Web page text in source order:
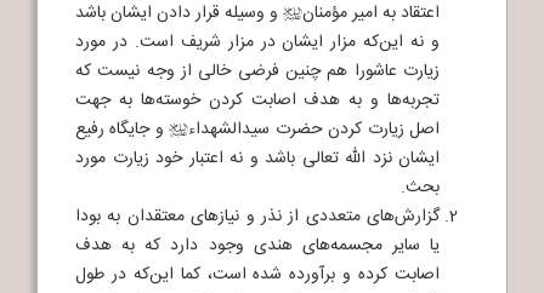
اعتقاد به امیر مؤمنانj و وسیله قرار دادن ایشان باشد
و نه این‌که مزار ایشان در مزار شریف است. در مورد
زیارت عاشورا هم چنین فرضی خالی از وجه نیست که
تجربه‌ها و به هدف اصابت کردن خوسته‌ها به جهت
اصل زیارت کردن حضرت سیدالشهداءjو جایگاه رفیع
ایشان نزد الله تعالی باشد و نه اعتبار خود زیارت مورد
بحث.
گزارش‌های متعددی از نذر و نیازهای معتقدان به بودا
یا سایر مجسمه‌های هندی وجود دارد که به هدف
اصابت کرده و برآورده شده است، کما این‌که در طول